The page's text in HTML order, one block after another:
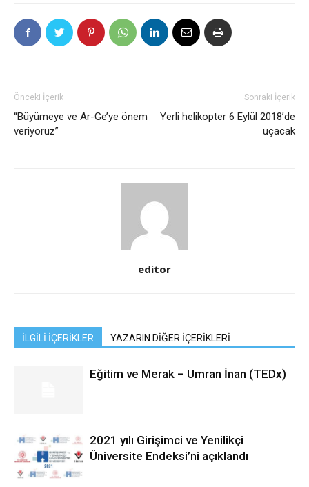
Önceki İçerik
“Büyümeye ve Ar-Ge’ye önem
veriyoruz”
Sonraki İçerik
Yerli helikopter 6 Eylül 2018’de
uçacak
editor
İLGİLİ İÇERİKLER YAZARIN DİĞER İÇERİKLERİ
Eğitim ve Merak – Umran İnan (TEDx)
2021 yılı Girişimci ve Yenilikçi
Üniversite Endeksi’ni açıklandı